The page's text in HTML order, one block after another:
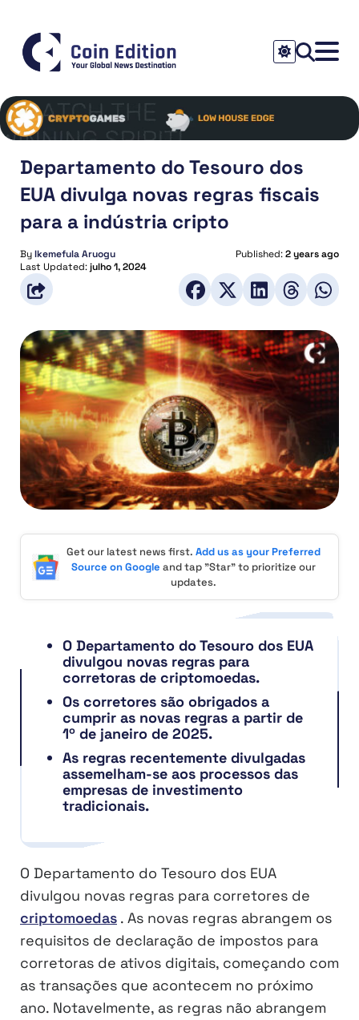
Departamento do Tesouro dos
EUA divulga novas regras fiscais
para a indústria cripto
ByIkemefula Aruogu Published:2 years ago
Last Updated:julho 1, 2024
Get our latest news first. Add us as your Preferred
Source on Google and tap "Star" to prioritize our
updates.
O Departamento do Tesouro dos EUA
divulgou novas regras para
corretoras de criptomoedas.
Os corretores são obrigados a
cumprir as novas regras a partir de
1º de janeiro de 2025.
As regras recentemente divulgadas
assemelham-se aos processos das
empresas de investimento
tradicionais.
O Departamento do Tesouro dos EUA
divulgou novas regras para corretores de
criptomoedas . As novas regras abrangem os
requisitos de declaração de impostos para
corretoras de ativos digitais, começando com
as transações que acontecem no próximo
ano. Notavelmente, as regras não abrangem